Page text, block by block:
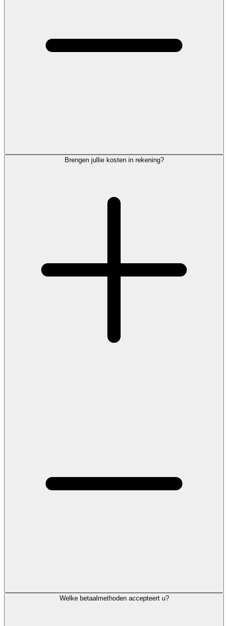
Brengen jullie kosten in rekening?
Welke betaalmethoden accepteert u?